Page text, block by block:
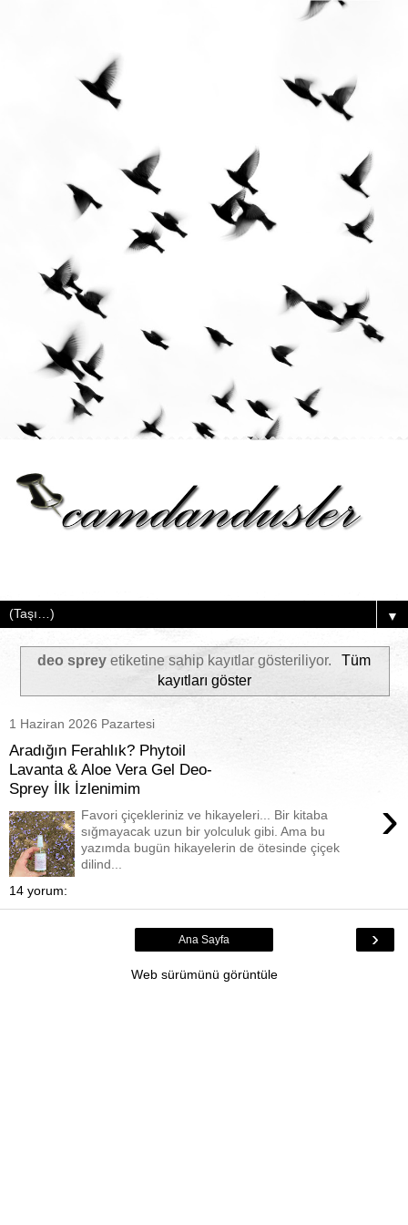
▼
deo sprey etiketine sahip kayıtlar gösteriliyor.
Tüm
kayıtları göster
1 Haziran 2026 Pazartesi
Aradığın Ferahlık? Phytoil
Lavanta & Aloe Vera Gel Deo-
Sprey İlk İzlenimim
›
Favori çiçekleriniz ve hikayeleri... Bir kitaba
sığmayacak uzun bir yolculuk gibi. Ama bu
yazımda bugün hikayelerin de ötesinde çiçek
dilind...
14 yorum:
›
Ana Sayfa
Web sürümünü görüntüle